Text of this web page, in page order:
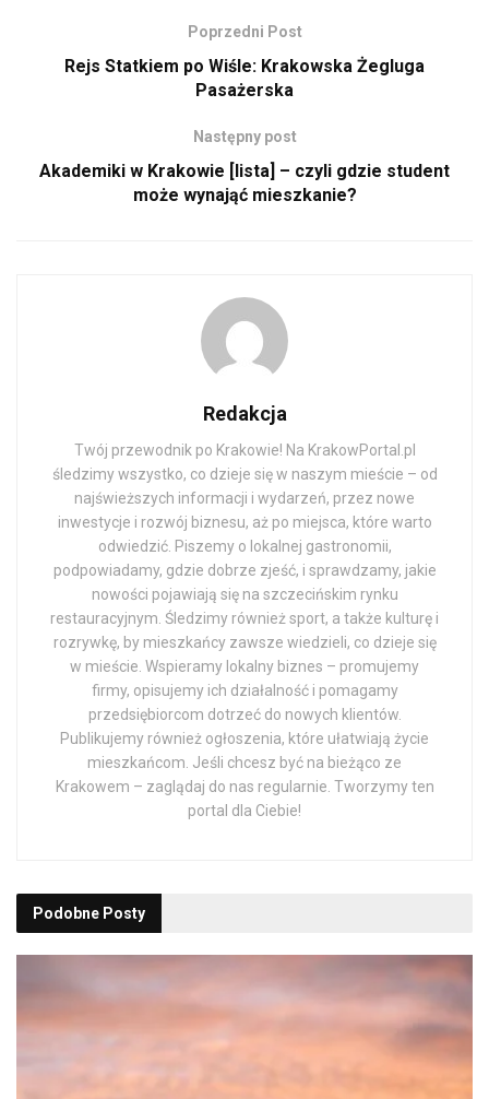
Poprzedni Post
Rejs Statkiem po Wiśle: Krakowska Żegluga
Pasażerska
Następny post
Akademiki w Krakowie [lista] – czyli gdzie student
może wynająć mieszkanie?
Redakcja
Twój przewodnik po Krakowie! Na KrakowPortal.pl
śledzimy wszystko, co dzieje się w naszym mieście – od
najświeższych informacji i wydarzeń, przez nowe
inwestycje i rozwój biznesu, aż po miejsca, które warto
odwiedzić. Piszemy o lokalnej gastronomii,
podpowiadamy, gdzie dobrze zjeść, i sprawdzamy, jakie
nowości pojawiają się na szczecińskim rynku
restauracyjnym. Śledzimy również sport, a także kulturę i
rozrywkę, by mieszkańcy zawsze wiedzieli, co dzieje się
w mieście. Wspieramy lokalny biznes – promujemy
firmy, opisujemy ich działalność i pomagamy
przedsiębiorcom dotrzeć do nowych klientów.
Publikujemy również ogłoszenia, które ułatwiają życie
mieszkańcom. Jeśli chcesz być na bieżąco ze
Krakowem – zaglądaj do nas regularnie. Tworzymy ten
portal dla Ciebie!
Podobne Posty